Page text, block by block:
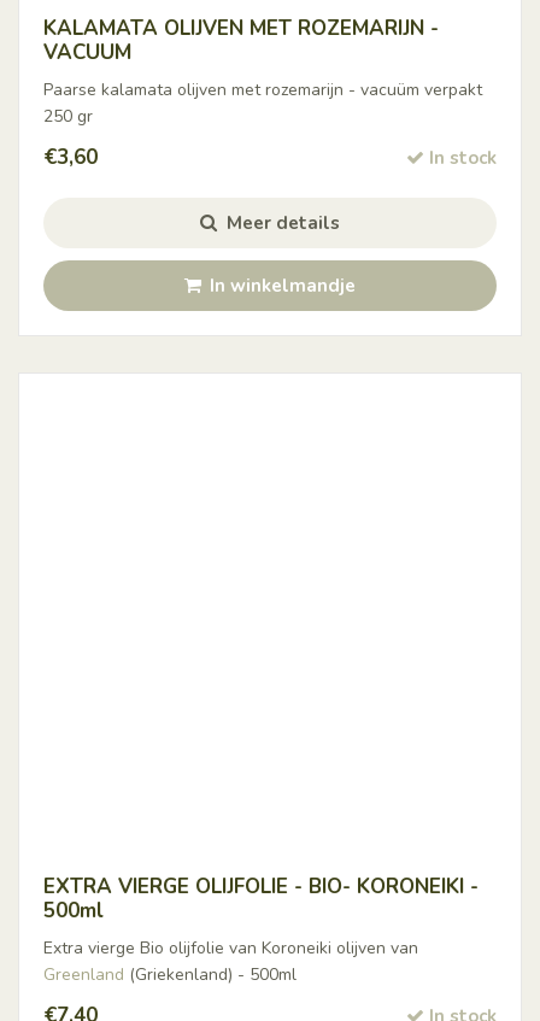
KALAMATA OLIJVEN MET ROZEMARIJN -
VACUUM
Paarse kalamata olijven met rozemarijn - vacuüm verpakt
250 gr
€3,60 In stock
Meer details
In winkelmandje
EXTRA VIERGE OLIJFOLIE - BIO- KORONEIKI -
500ml
Extra vierge Bio olijfolie van Koroneiki olijven van
Greenland (Griekenland) - 500ml
€7,40 In stock